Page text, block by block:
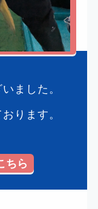
ました。
ります。
ちら